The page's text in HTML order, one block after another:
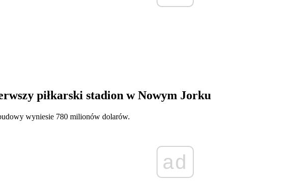
piłkarski stadion w Nowym Jorku
wyniesie 780 milionów dolarów.
ad